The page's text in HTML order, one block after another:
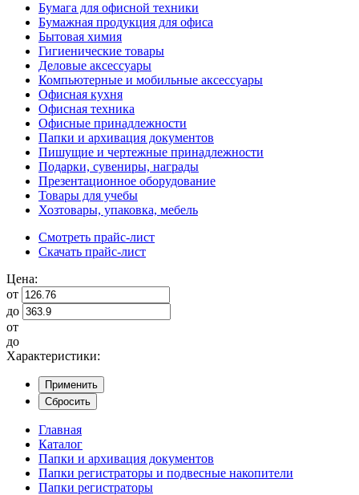
Бумага для офисной техники
Бумажная продукция для офиса
Бытовая химия
Гигиенические товары
Деловые аксессуары
Компьютерные и мобильные аксессуары
Офисная кухня
Офисная техника
Офисные принадлежности
Папки и архивация документов
Пишущие и чертежные принадлежности
Подарки, сувениры, награды
Презентационное оборудование
Товары для учебы
Хозтовары, упаковка, мебель
Смотреть прайс-лист
Скачать прайс-лист
Цена:
от
до
от
до
Характеристики:
Применить
Сбросить
Главная
Каталог
Папки и архивация документов
Папки регистраторы и подвесные накопители
Папки регистраторы